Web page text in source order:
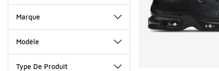
Marque
Modèle
Type De Produit